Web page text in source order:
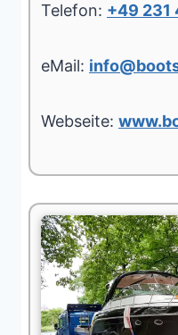
Telefon: +49 231
eMail:
Webseite: